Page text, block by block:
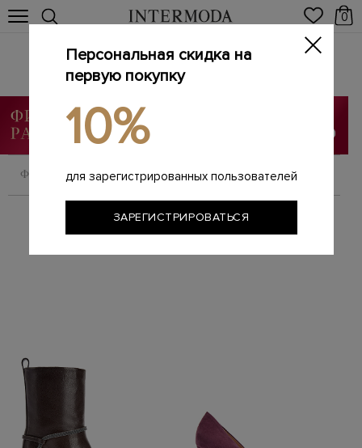
0
Женская обувь
Главная / Женщинам
ФИЛЬТРОВАТЬ СОРТИРОВАТЬ
Персональная скидка на
первую покупку
10%
для зарегистрированных пользователей
ЗАРЕГИСТРИРОВАТЬСЯ